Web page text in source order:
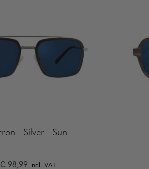
- Silver - Sun
€ 98,99 incl. VAT